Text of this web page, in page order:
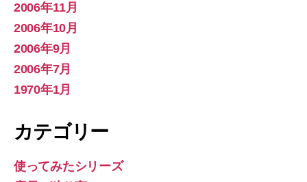
2006年11月
2006年10月
2006年9月
2006年7月
1970年1月
カテゴリー
使ってみたシリーズ